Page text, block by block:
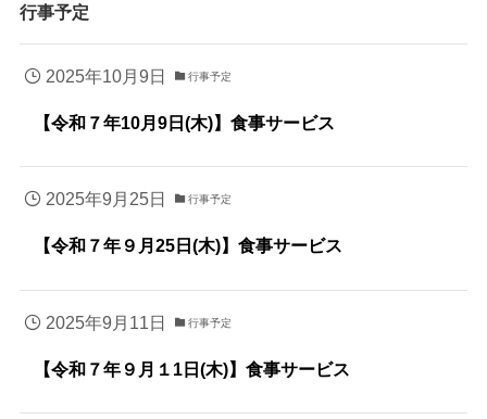
行事予定
2025年10月9日 行事予定
【令和７年10月9日(木)】食事サービス
2025年9月25日 行事予定
【令和７年９月25日(木)】食事サービス
2025年9月11日 行事予定
【令和７年９月１1日(木)】食事サービス